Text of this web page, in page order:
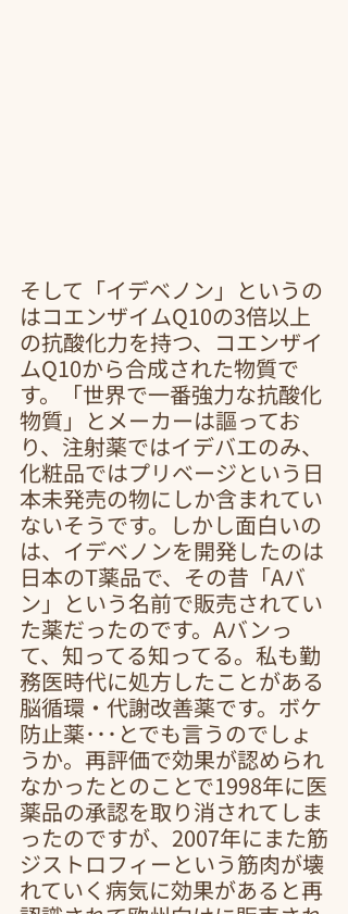
そして「イデベノン」というの
はコエンザイムQ10の3倍以上
の抗酸化力を持つ、コエンザイ
ムQ10から合成された物質で
す。「世界で一番強力な抗酸化
物質」とメーカーは謳ってお
り、注射薬ではイデバエのみ、
化粧品ではプリベージという日
本未発売の物にしか含まれてい
ないそうです。しかし面白いの
は、イデベノンを開発したのは
日本のT薬品で、その昔「Aバ
ン」という名前で販売されてい
た薬だったのです。Aバンっ
て、知ってる知ってる。私も勤
務医時代に処方したことがある
脳循環・代謝改善薬です。ボケ
防止薬･･･とでも言うのでしょ
うか。再評価で効果が認められ
なかったとのことで1998年に医
薬品の承認を取り消されてしま
ったのですが、2007年にまた筋
ジストロフィーという筋肉が壊
れていく病気に効果があると再